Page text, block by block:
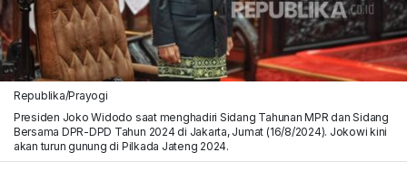
Republika/Prayogi
Presiden Joko Widodo saat menghadiri Sidang Tahunan MPR dan Sidang
Bersama DPR-DPD Tahun 2024 di Jakarta, Jumat (16/8/2024). Jokowi kini
akan turun gunung di Pilkada Jateng 2024.